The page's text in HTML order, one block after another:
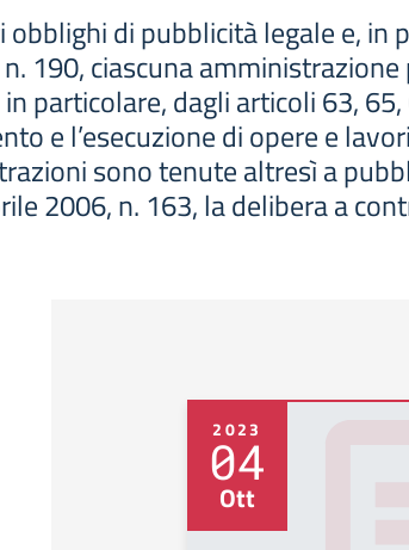
di pubblicità legale e,
190, ciascuna
particolare, dagli articoli 63,
e l’esecuzione di opere e
sono tenute altresì a
2006, n. 163, la delibera a
2023
04
Ott